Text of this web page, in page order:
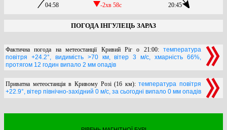
04:58
-2хв 58c
20:45
ПОГОДА ІНГУЛЕЦЬ ЗАРАЗ
Фактична погода на метеостанції Кривий Ріг о 21:00: температура
повітря +24.2°, видимість >70 км, вітер 3 м/с, хмарність 66%,
протягом 12 годин випало 2 мм опадів
Приватна метеостанція в Кривому Розі (16 км):температура повітря
+22.9°, вітер північно-західний 0 м/с, за сьогодні випало 0 мм опадів